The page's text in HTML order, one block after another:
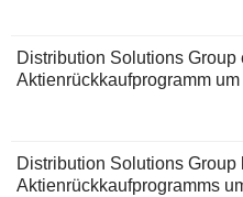
Distribution Solutions Group
Aktienrückkaufprogramm
Distribution Solutions
Aktienrückkaufprogramms